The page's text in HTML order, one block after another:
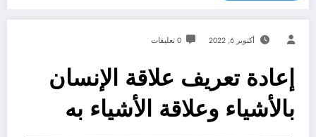
أكتوبر 6, 2022 0 تعليقات
إعادة تعريف علاقة الإنسان
بالأشياء وعلاقة الأشياء به